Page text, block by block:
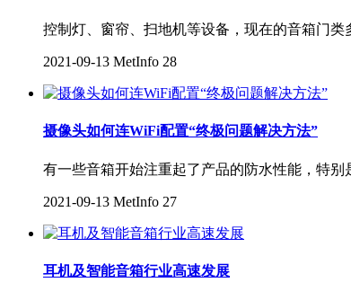
控制灯、窗帘、扫地机等设备，现在的音箱门
2021-09-13 MetInfo 28
摄像头如何连WiFi配置“终极问题解决方法”
有一些音箱开始注重起了产品的防水性能，特
2021-09-13 MetInfo 27
耳机及智能音箱行业高速发展